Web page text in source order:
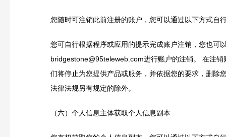
您随时可注销此前注册的账户，您可以通过以下方式自
您可自行根据程序或应用的提示完成账户注销，您也可
bridgestone@95teleweb.com进行账户的注销。 在注销
们将停止为您提供产品或服务，并依据您的要求，删除
法律法规另有规定的除外。
（六）个人信息主体获取个人信息副本